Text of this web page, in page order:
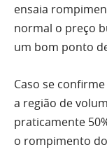
ensaia
normal o preço
um bom ponto
Caso se
a região de
praticamente
o rompimento